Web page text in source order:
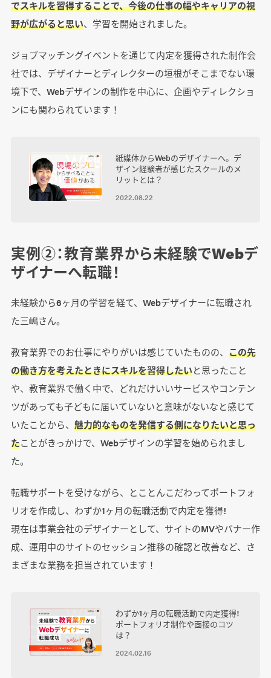
でスキルを習得することで、今後の仕事の幅やキャリアの視
野が広がると思い、学習を開始されました。
ジョブマッチングイベントを通じて内定を獲得された制作会
社では、デザイナーとディレクターの垣根がそこまでない環
境下で、Webデザインの制作を中心に、企画やディレクショ
ンにも関わられています！
紙媒体からWebのデザイナーへ。デ
ザイン経験者が感じたスクールのメ
リットとは？
2022.08.22
実例②：教育業界から未経験でWebデ
ザイナーへ転職！
未経験から6ヶ月の学習を経て、Webデザイナーに転職され
た三嶋さん。
教育業界でのお仕事にやりがいは感じていたものの、 この先
の働き方を考えたときにスキルを習得したいと思ったこと
や、教育業界で働く中で、どれだけいいサービスやコンテン
ツがあっても子どもに届いていないと意味がないなと感じて
いたことから、 魅力的なものを発信する側になりたいと思っ
たことがきっかけで、Webデザインの学習を始められまし
た。
転職サポートを受けながら、とことんこだわってポートフォ
リオを作成し、わずか1ヶ月の転職活動で内定を獲得!
現在は事業会社のデザイナーとして、サイトのMVやバナー作
成、運用中のサイトのセッション推移の確認と改善など、さ
まざまな業務を担当されています！
わずか1ヶ月の転職活動で内定獲得!
ポートフォリオ制作や面接のコツ
は？
2024.02.16